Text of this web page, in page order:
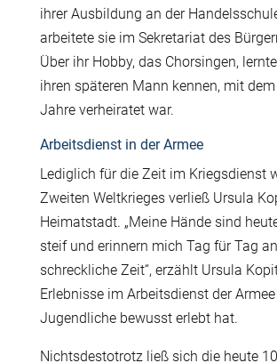
ihrer Ausbildung an der
arbeitete sie im Sekretariat des
Über ihr Hobby, das Chorsingen,
ihren späteren Mann kennen, mit
Jahre verheiratet war.
Arbeitsdienst in der Armee
Lediglich für die Zeit im Kriegsdienst
Zweiten Weltkrieges verließ Ursula
Heimatstadt. „Meine Hände sind
steif und erinnern mich Tag für Tag
schreckliche Zeit“, erzählt Ursula
Erlebnisse im Arbeitsdienst der
Jugendliche bewusst erlebt hat.
Nichtsdestotrotz ließ sich die heute